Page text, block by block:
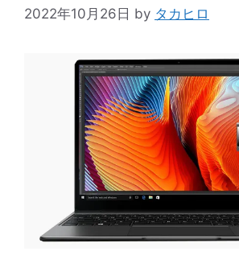
2022年10月26日 by タカヒロ